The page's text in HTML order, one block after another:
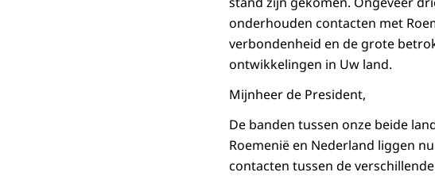
onderhouden contacten met
verbondenheid en de grote
ontwikkelingen in Uw land.
Mijnheer de President,
De banden tussen onze beide
Roemenië en Nederland liggen
contacten tussen de